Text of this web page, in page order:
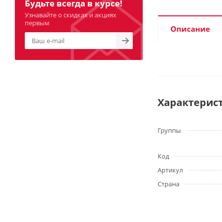
Описание
Группы
Код
Артикул
Страна
Будьте всегда в курсе!
Узнавайте о скидках и акциях
первым